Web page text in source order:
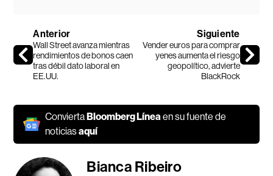
Anterior
Wall Street avanza mientras
rendimientos de bonos caen
tras débil dato laboral en
EE.UU.
Siguiente
Vender euros para comprar
yenes aumenta el riesgo
geopolítico, advierte
BlackRock
ConviertaBloomberg Líneaen su fuente de
noticiasaquí
Bianca Ribeiro